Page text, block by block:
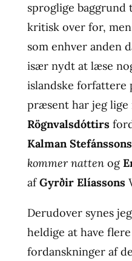
sproglige
kritisk over for,
som enhver anden
især nydt at læse
islandske forfattere
præsent har jeg
Rögnvalsdóttirs
Kalman Stefánssons
kommer nattenog
afGyrðir Elíassons
Derudover synes
heldige at have
fordanskninger af